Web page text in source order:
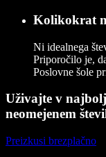
Kolikokrat
Ni idealnega
Priporočilo je,
Poslovne šole
Uživajte v
neomejenem
Preizkusi brezplačno